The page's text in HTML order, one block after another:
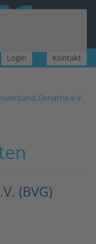
Login Kontakt
Geriatrie e.V.
(BVG)